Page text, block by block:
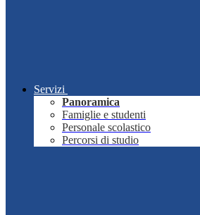
Servizi
Panoramica
Famiglie e studenti
Personale scolastico
Percorsi di studio